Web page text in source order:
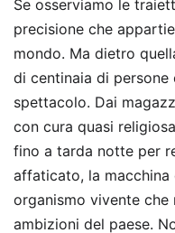
Se osserviamo le
precisione che
mondo. Ma dietro
di centinaia di
spettacolo. Dai
con cura quasi
fino a tarda notte per
affaticato, la
organismo vivente
ambizioni del paese.